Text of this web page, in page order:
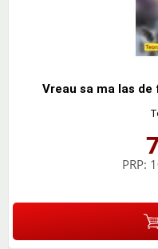
Vreau sa ma las
PRP: